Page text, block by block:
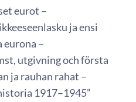
eurot –
ja ensi
eurona –
utgivning och första
ja rauhan rahat –
1917–1945”